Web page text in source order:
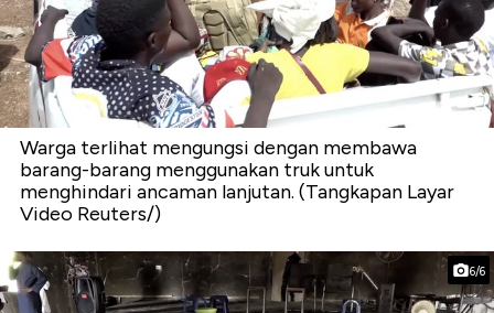
Warga terlihat mengungsi dengan membawa
barang-barang menggunakan truk untuk
menghindari ancaman lanjutan. (Tangkapan Layar
Video Reuters/)
6/6